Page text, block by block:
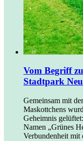
Vom Begriff
Stadtpark
Gemeinsam mit
Maskottchens
Geheimnis
Namen „Grünes
Verbundenheit mit